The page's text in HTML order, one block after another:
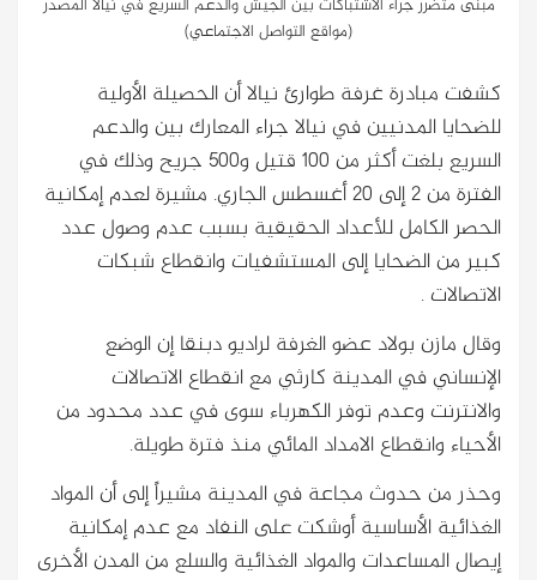
(مواقع التواصل الاجتماعي)
كشفت مبادرة غرفة طوارئ نيالا أن الحصيلة الأولية
للضحايا المدنيين في نيالا جراء المعارك بين والدعم
السريع بلغت أكثر من 100 قتيل و500 جريح وذلك في
الفترة من 2 إلى 20 أغسطس الجاري. مشيرة لعدم إمكانية
الحصر الكامل للأعداد الحقيقية بسبب عدم وصول عدد
كبير من الضحايا إلى المستشفيات وانقطاع شبكات
الاتصالات .
وقال مازن بولاد عضو الغرفة لراديو دبنقا إن الوضع
الإنساني في المدينة كارثي مع انقطاع الاتصالات
والانترنت وعدم توفر الكهرباء سوى في عدد محدود من
الأحياء وانقطاع الامداد المائي منذ فترة طويلة.
وحذر من حدوث مجاعة في المدينة مشيراً إلى أن المواد
الغذائية الأساسية أوشكت على النفاد مع عدم إمكانية
إيصال المساعدات والمواد الغذائية والسلع من المدن الأخرى